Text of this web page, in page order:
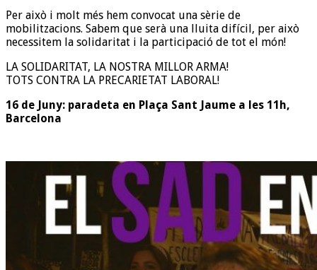
Per això i molt més hem convocat una sèrie de
mobilitzacions. Sabem que serà una lluita difícil, per això
necessitem la solidaritat i la participació de tot el món!
LA SOLIDARITAT, LA NOSTRA MILLOR ARMA!
TOTS CONTRA LA PRECARIETAT LABORAL!
16 de Juny: paradeta en Plaça Sant Jaume a les 11h,
Barcelona